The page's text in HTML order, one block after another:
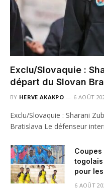
Exclu/Slovaquie :
départ du Slovan
BY HERVE AKAKPO 6 AOÛT
Exclu/Slovaquie : Sharani
Bratislava Le défenseur
pour
6 AOÛT